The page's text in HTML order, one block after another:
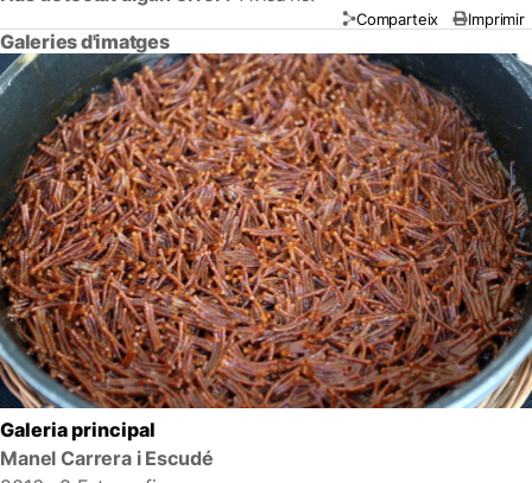
Comparteix Imprimir
Galeries d'imatges
Galeria principal
Manel Carrera i Escudé